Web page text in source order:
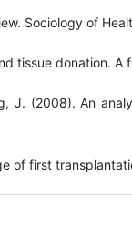
Sociology of
tissue donation. A
J. (2008). An
of first